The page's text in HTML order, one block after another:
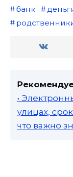
банк
•
улицах,
что важно